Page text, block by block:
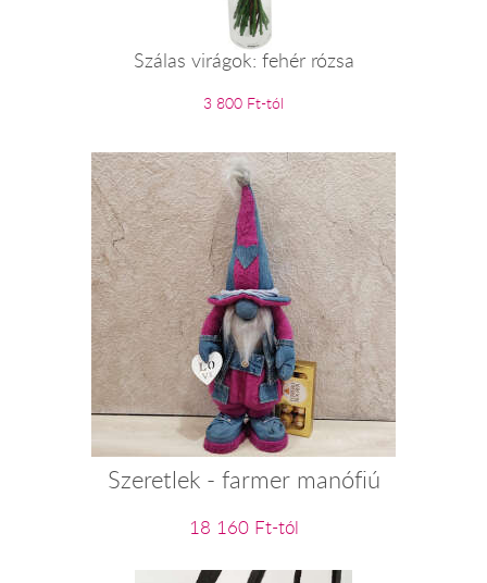
Szálas virágok: fehér rózsa
3 800 Ft-tól
Szeretlek - farmer manófiú
18 160 Ft-tól